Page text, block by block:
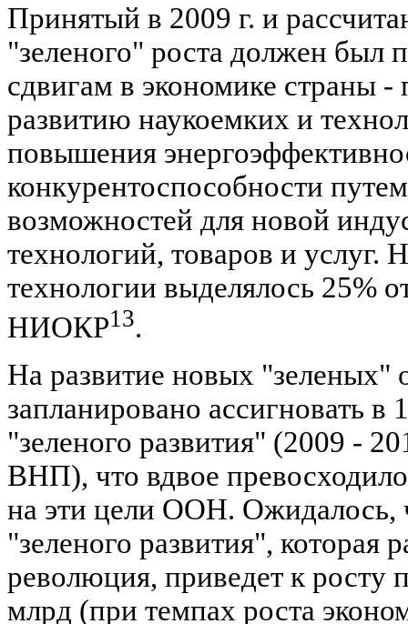
Принятый в 2009 г. и
"зеленого" роста должен был
сдвигам в экономике страны
развитию наукоемких и
повышения
конкурентоспособности
возможностей для новой
технологий, товаров и услуг.
технологии выделялось 25%
НИОКР13.
На развитие новых "зеленых"
запланировано ассигновать в
"зеленого развития" (2009 -
ВНП), что вдвое
на эти цели ООН. Ожидалось,
"зеленого развития", которая
революция, приведет к росту
млрд (при темпах роста